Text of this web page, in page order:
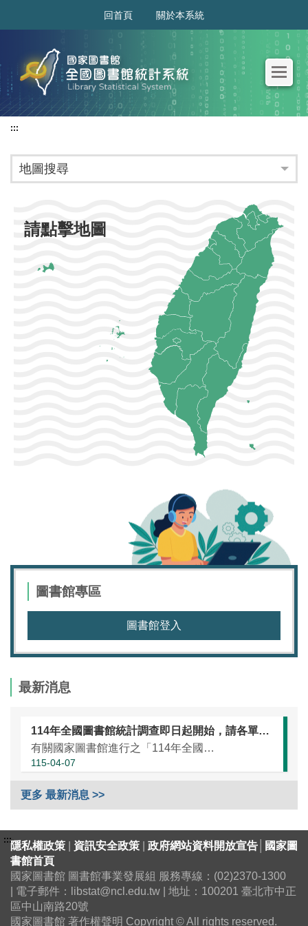
回首頁 關於本系統
:::
地圖搜尋
請點擊地圖
圖書館專區
圖書館登入
最新消息
114年全國圖書館統計調查即日起開始，請各單位協助於本（115）年5月25日前完成統計資訊填報（延長至7月10日）
有關國家圖書館進行之「114年全國圖書館統計」調查，涵蓋全國大專校院圖書館、國民小學圖書館、國民中學圖書館、高級中等學校暨特殊教育學校圖書館，以及專門圖書館，藉由相關統計數據之蒐集，將有助瞭解我國各類...
115-04-07
更多 最新消息 >>
:::隱私權政策 資訊安全政策 政府網站資料開放宣告
國家圖
書館首頁
國家圖書館 圖書館事業發展組 服務專線：(02)2370-1300
| 電子郵件：libstat@ncl.edu.tw | 地址：100201 臺北市中正
區中山南路20號
國家圖書館 著作權聲明 Copyright © All rights reserved.